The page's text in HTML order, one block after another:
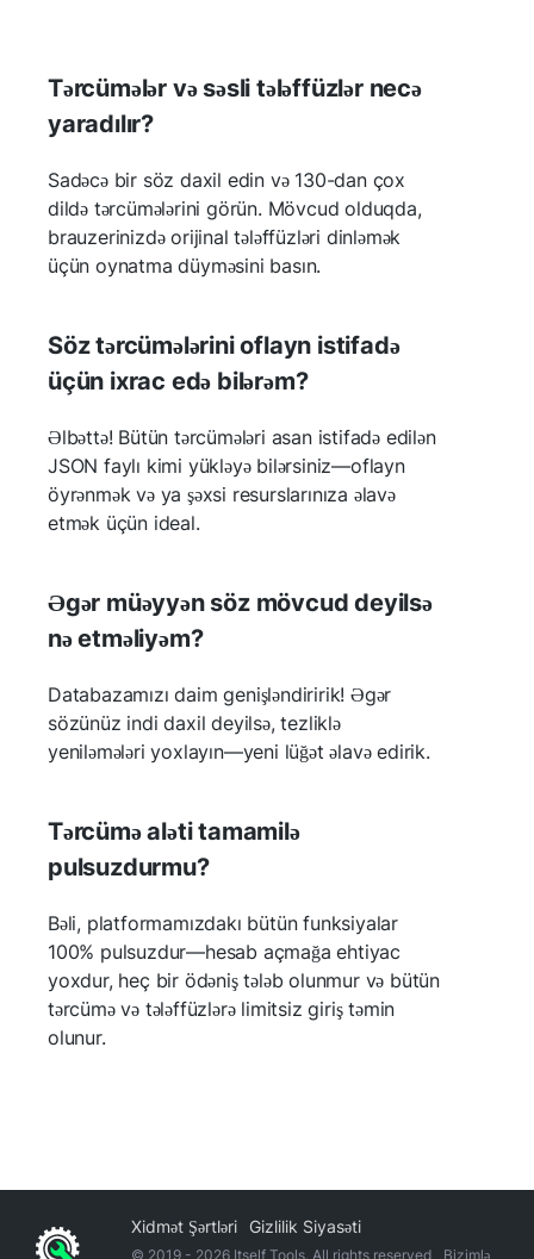
Tərcümələr və səsli tələffüzlər necə
yaradılır?
Sadəcə bir söz daxil edin və 130-dan çox
dildə tərcümələrini görün. Mövcud olduqda,
brauzerinizdə orijinal tələffüzləri dinləmək
üçün oynatma düyməsini basın.
Söz tərcümələrini oflayn istifadə
üçün ixrac edə bilərəm?
Əlbəttə! Bütün tərcümələri asan istifadə edilən
JSON faylı kimi yükləyə bilərsiniz—oflayn
öyrənmək və ya şəxsi resurslarınıza əlavə
etmək üçün ideal.
Əgər müəyyən söz mövcud deyilsə
nə etməliyəm?
Databazamızı daim genişləndiririk! Əgər
sözünüz indi daxil deyilsə, tezliklə
yeniləmələri yoxlayın—yeni lüğət əlavə edirik.
Tərcümə aləti tamamilə
pulsuzdurmu?
Bəli, platformamızdakı bütün funksiyalar
100% pulsuzdur—hesab açmağa ehtiyac
yoxdur, heç bir ödəniş tələb olunmur və bütün
tərcümə və tələffüzlərə limitsiz giriş təmin
olunur.
Xidmət Şərtləri Gizlilik Siyasəti
© 2019 - 2026 Itself Tools. All rights reserved Bizimlə